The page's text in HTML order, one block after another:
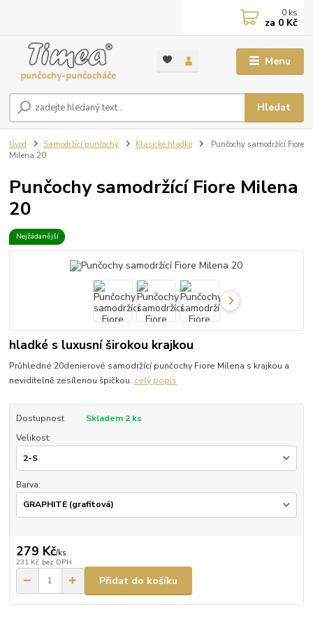
Menu
Hledat
0 ks
za 0 Kč
Úvod Samodržící punčochy Klasické hladké
Punčochy samodržící Fiore
Milena 20
Punčochy samodržící Fiore Milena
20
Nejžádanější
hladké s luxusní širokou krajkou
Průhledné 20denierové samodržící punčochy Fiore Milena s krajkou a
neviditelně zesílenou špičkou. celý popis
Dostupnost
Skladem 2 ks
Velikost:
Barva:
279 Kč/ks
231 Kč bez DPH
Přidat do košíku